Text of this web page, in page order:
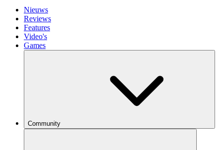
Nieuws
Reviews
Features
Video's
Games
Community